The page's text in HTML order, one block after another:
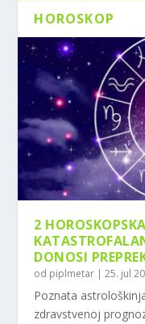
HOROSKOP
2
DONOSI
od piplmetar |25. jul
Poznata
zdravstvenoj